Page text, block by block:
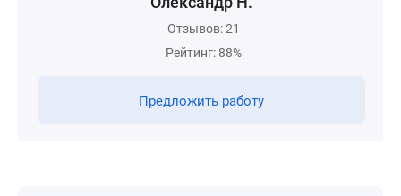
Отзывов: 21
Рейтинг: 88%
Предложить работу